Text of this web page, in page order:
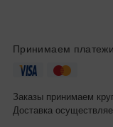
Принимаем платежи
Заказы принимаем
Доставка